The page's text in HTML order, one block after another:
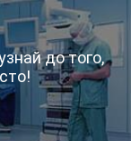
до того,